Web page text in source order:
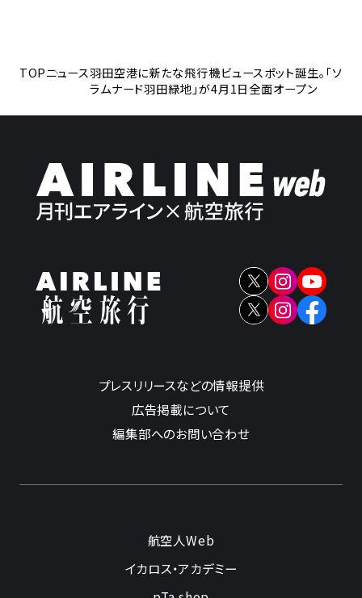
TOPニュース羽田空港に新たな飛行機ビュースポット誕生。「ソ
ラムナード羽田緑地」が4月1日全面オープン
プレスリリースなどの情報提供
広告掲載について
編集部へのお問い合わせ
航空人Web
イカロス・アカデミー